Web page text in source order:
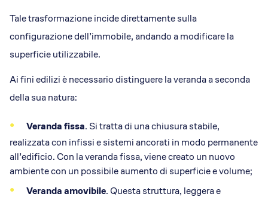
Tale trasformazione incide direttamente sulla
configurazione dell’immobile, andando a modificare la
superficie utilizzabile.
Ai fini edilizi è necessario distinguere la veranda a seconda
della sua natura:
Veranda fissa. Si tratta di una chiusura stabile,
realizzata con infissi e sistemi ancorati in modo permanente
all’edificio. Con la veranda fissa, viene creato un nuovo
ambiente con un possibile aumento di superficie e volume;
Veranda amovibile. Questa struttura, leggera e